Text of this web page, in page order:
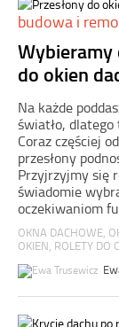
budowa i
Wybieramy
do okien
Na każde
światło, dlatego
Coraz częściej
przesłony
Przyjrzyjmy się
świadomie
oczekiwaniom
OKNA DACHOWE,
OKIEN, ROLETY DO